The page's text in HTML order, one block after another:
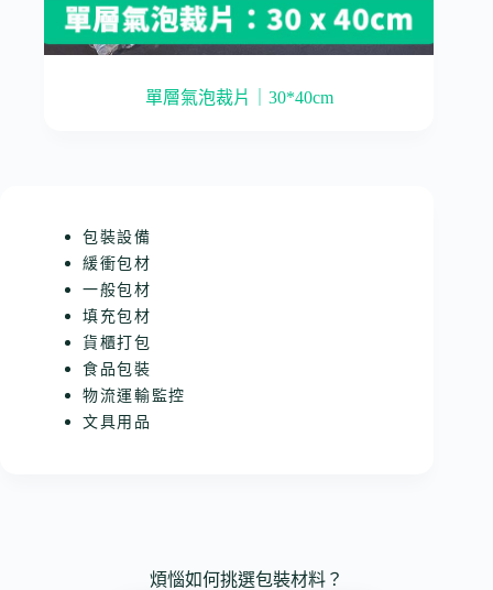
單層氣泡裁片｜30*40cm
包裝設備
緩衝包材
一般包材
填充包材
貨櫃打包
食品包裝
物流運輸監控
文具用品
煩惱如何挑選包裝材料？